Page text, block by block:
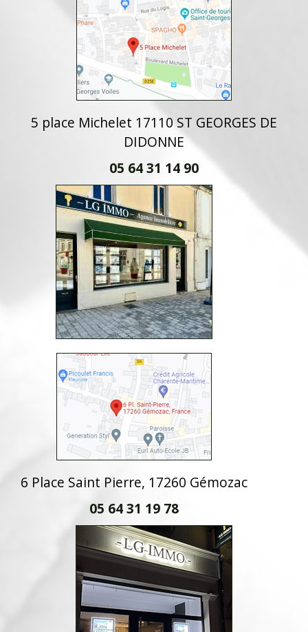
5 place Michelet 17110 ST GEORGES DE
DIDONNE
05 64 31 14 90
6 Place Saint Pierre, 17260 Gémozac
05 64 31 19 78